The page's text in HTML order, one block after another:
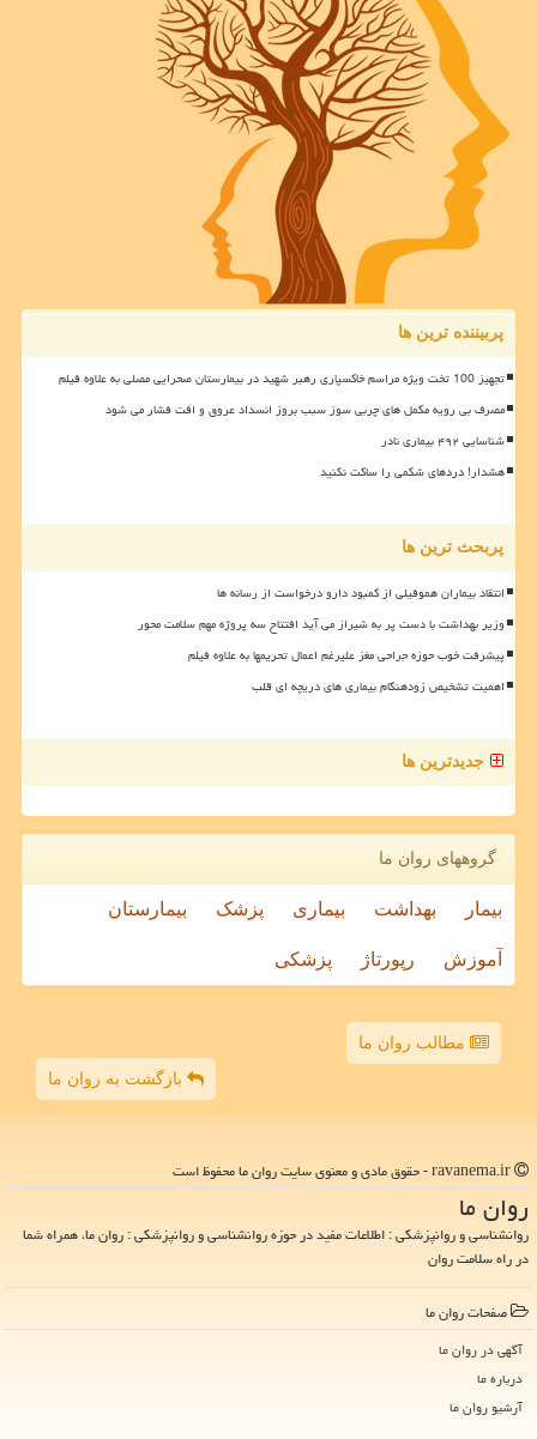
پربیننده ترین ها
تجهیز 100 تخت ویژه مراسم خاکسپاری رهبر شهید در بیمارستان صحرایی مصلی به علاوه فیلم
مصرف بی رویه مکمل های چربی سوز سبب بروز انسداد عروق و افت فشار می شود
شناسایی ۴۹۲ بیماری نادر
هشدار! دردهای شکمی را ساکت نکنید
پربحث ترین ها
انتقاد بیماران هموفیلی از کمبود دارو درخواست از رسانه ها
وزیر بهداشت با دست پر به شیراز می آید افتتاح سه پروژه مهم سلامت محور
پیشرفت خوب حوزه جراحی مغز علیرغم اعمال تحریمها به علاوه فیلم
اهمیت تشخیص زودهنگام بیماری های دریچه ای قلب
جدیدترین ها
گروههای روان ما
بیمار بهداشت بیماری پزشک بیمارستان
آموزش رپورتاژ پزشکی
مطالب روان ما
بازگشت به روان ما
روان ما
روانشناسی و روانپزشکی : اطلاعات مفید در حوزه روانشناسی و روانپزشکی : روان ما، همراه شما
در راه سلامت روان
صفحات روان ما
آگهی در روان ما
درباره ما
آرشیو روان ما